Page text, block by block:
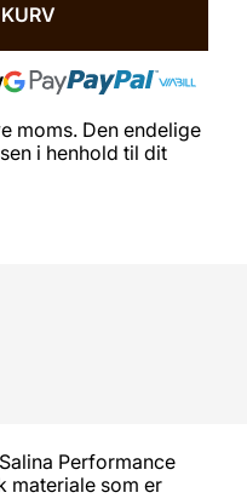
moms. Den endelige
i henhold til dit
Performance
materiale som er